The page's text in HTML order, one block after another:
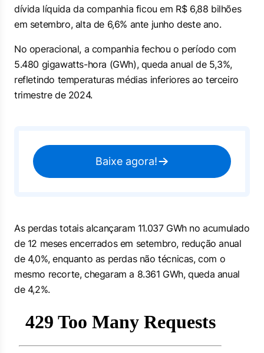
dívida líquida da companhia ficou em R$ 6,88 bilhões
em setembro, alta de 6,6% ante junho deste ano.
No operacional, a companhia fechou o período com
5.480 gigawatts-hora (GWh), queda anual de 5,3%,
refletindo temperaturas médias inferiores ao terceiro
trimestre de 2024.
Baixe agora!
As perdas totais alcançaram 11.037 GWh no acumulado
de 12 meses encerrados em setembro, redução anual
de 4,0%, enquanto as perdas não técnicas, com o
mesmo recorte, chegaram a 8.361 GWh, queda anual
de 4,2%.